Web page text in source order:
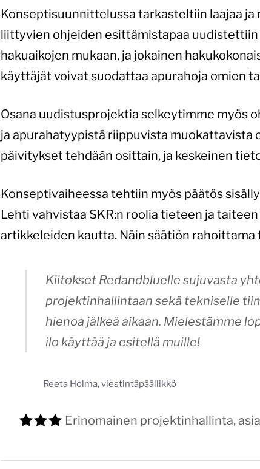
Konseptisuunnittelussa tarkasteltiin laajaa
liittyvien ohjeiden esittämistapaa
hakuaikojen mukaan, ja jokainen
käyttäjät voivat suodattaa apurahoja omien
Osana uudistusprojektia selkeytimme myös
ja apurahatyypistä riippuvista muokattavista
päivitykset tehdään osittain, ja keskeinen
Konseptivaiheessa tehtiin myös päätös
Lehti vahvistaa SKR:n roolia tieteen ja
artikkeleiden kautta. Näin säätiön
Kiitokset Redandbluelle sujuvasta
projektinhallintaan sekä tekniselle
hienoa jälkeä aikaan. Mielestämme
ilo käyttää ja esitellä muille!
Reeta Holma, viestintäpäällikkö
Erinomainen projektinhallinta,